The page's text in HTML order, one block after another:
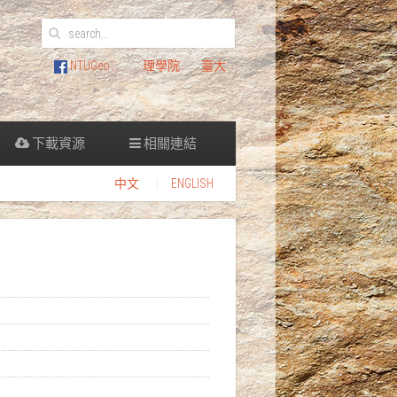
NTUGeo 理學院 臺大
下載資源 相關連結
中文 ENGLISH